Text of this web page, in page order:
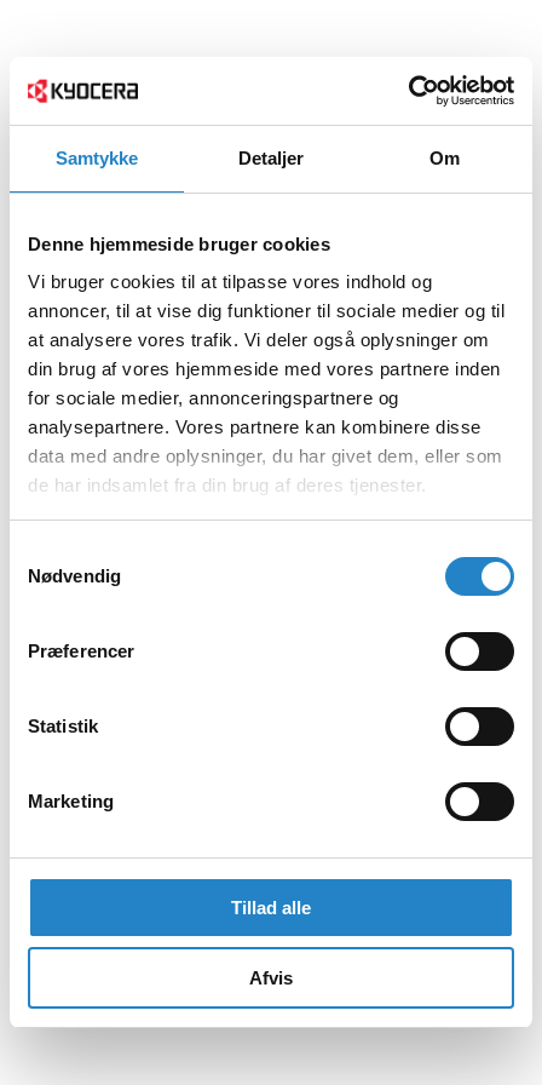
Samtykke Detaljer Om
Denne hjemmeside bruger cookies
Vi bruger cookies til at tilpasse vores indhold og
annoncer, til at vise dig funktioner til sociale medier og til
at analysere vores trafik. Vi deler også oplysninger om
din brug af vores hjemmeside med vores partnere inden
for sociale medier, annonceringspartnere og
analysepartnere. Vores partnere kan kombinere disse
data med andre oplysninger, du har givet dem, eller som
de har indsamlet fra din brug af deres tjenester.
Nødvendig
Præferencer
Statistik
Marketing
Tillad alle
Afvis